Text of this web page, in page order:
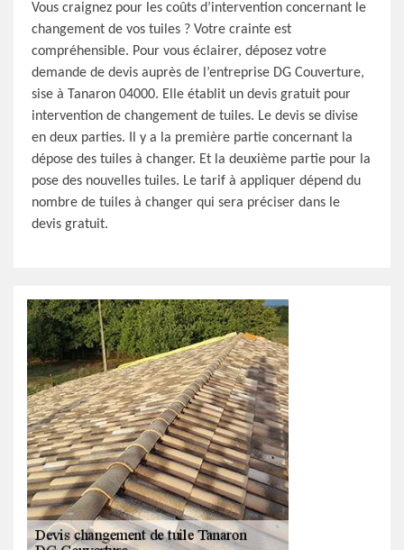
Vous craignez pour les coûts d’intervention concernant le
changement de vos tuiles ? Votre crainte est
compréhensible. Pour vous éclairer, déposez votre
demande de devis auprès de l’entreprise DG Couverture,
sise à Tanaron 04000. Elle établit un devis gratuit pour
intervention de changement de tuiles. Le devis se divise
en deux parties. Il y a la première partie concernant la
dépose des tuiles à changer. Et la deuxième partie pour la
pose des nouvelles tuiles. Le tarif à appliquer dépend du
nombre de tuiles à changer qui sera préciser dans le
devis gratuit.